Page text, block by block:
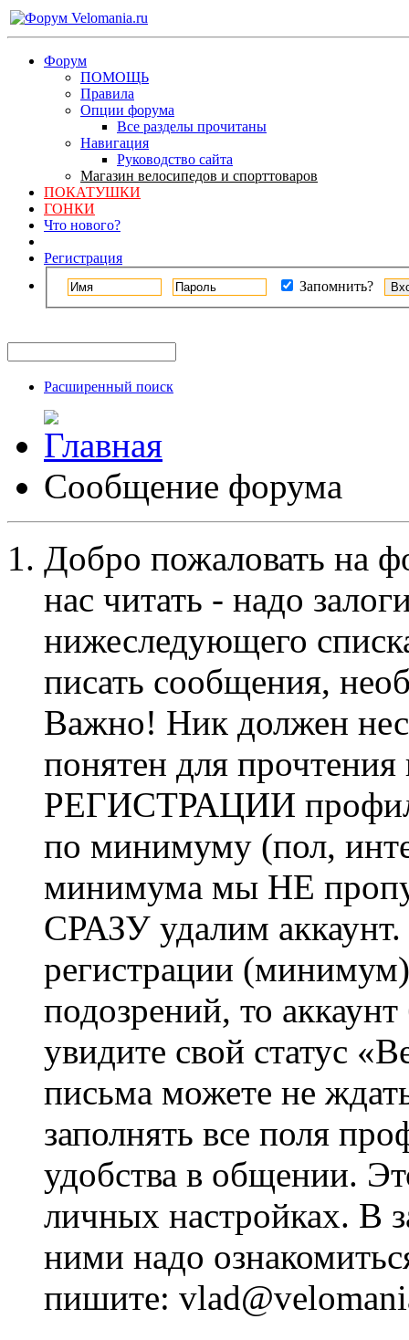
Форум
ПОМОЩЬ
Правила
Опции форума
Все разделы прочитаны
Навигация
Руководство сайта
Магазин велосипедов и спорттоваров
ПОКАТУШКИ
ГОНКИ
Что нового?
Регистрация
Запомнить?
Расширенный поиск
Сообщение форума
Добро пожаловать на
нас читать - надо
нижеследующего
писать сообщения,
Важно! Ник должен
понятен для
РЕГИСТРАЦИИ профиль
по минимуму (пол,
минимума мы НЕ
СРАЗУ удалим
регистрации
подозрений, то
увидите свой статус
письма можете не
заполнять все поля
удобства в общении.
личных настройках. В
ними надо
пишите: